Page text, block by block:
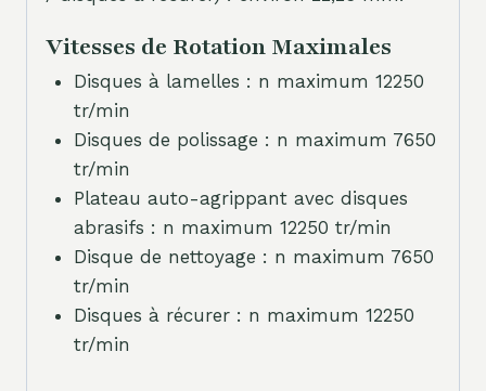
Vitesses de Rotation Maximales
Disques à lamelles : n maximum 12250
tr/min
Disques de polissage : n maximum 7650
tr/min
Plateau auto-agrippant avec disques
abrasifs : n maximum 12250 tr/min
Disque de nettoyage : n maximum 7650
tr/min
Disques à récurer : n maximum 12250
tr/min